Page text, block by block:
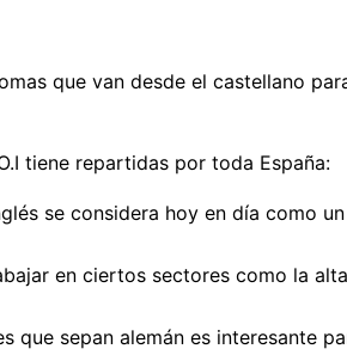
que van desde el castellano
tiene repartidas por toda España:
se considera hoy en día como
en ciertos sectores como la
sepan alemán es interesante